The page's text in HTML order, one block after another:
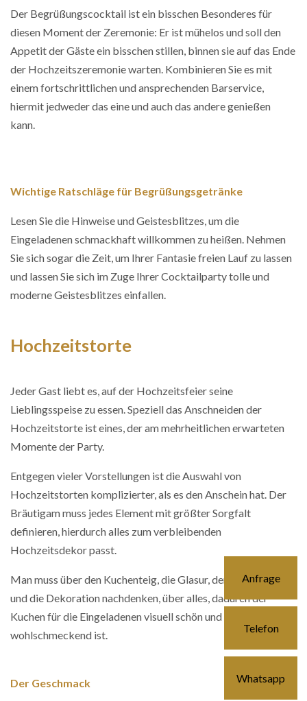
Anfrage
Telefon
Whatsapp
Der Begrüßungscocktail ist ein bisschen Besonderes für
diesen Moment der Zeremonie: Er ist mühelos und soll den
Appetit der Gäste ein bisschen stillen, binnen sie auf das Ende
der Hochzeitszeremonie warten. Kombinieren Sie es mit
einem fortschrittlichen und ansprechenden Barservice,
hiermit jedweder das eine und auch das andere genießen
kann.
Wichtige Ratschläge für Begrüßungsgetränke
Lesen Sie die Hinweise und Geistesblitzes, um die
Eingeladenen schmackhaft willkommen zu heißen. Nehmen
Sie sich sogar die Zeit, um Ihrer Fantasie freien Lauf zu lassen
und lassen Sie sich im Zuge Ihrer Cocktailparty tolle und
moderne Geistesblitzes einfallen.
Hochzeitstorte
Jeder Gast liebt es, auf der Hochzeitsfeier seine
Lieblingsspeise zu essen. Speziell das Anschneiden der
Hochzeitstorte ist eines, der am mehrheitlichen erwarteten
Momente der Party.
Entgegen vieler Vorstellungen ist die Auswahl von
Hochzeitstorten komplizierter, als es den Anschein hat. Der
Bräutigam muss jedes Element mit größter Sorgfalt
definieren, hierdurch alles zum verbleibenden
Hochzeitsdekor passt.
Man muss über den Kuchenteig, die Glasur, den Geschmack
und die Dekoration nachdenken, über alles, dadurch der
Kuchen für die Eingeladenen visuell schön und
wohlschmeckend ist.
Der Geschmack